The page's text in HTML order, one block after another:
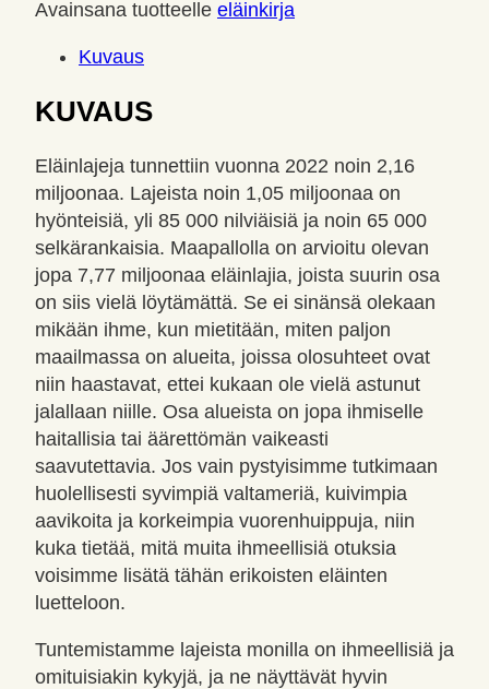
Avainsana tuotteelle eläinkirja
Kuvaus
KUVAUS
Eläinlajeja tunnettiin vuonna 2022 noin 2,16
miljoonaa. Lajeista noin 1,05 miljoonaa on
hyönteisiä, yli 85 000 nilviäisiä ja noin 65 000
selkärankaisia. Maapallolla on arvioitu olevan
jopa 7,77 miljoonaa eläinlajia, joista suurin osa
on siis vielä löytämättä. Se ei sinänsä olekaan
mikään ihme, kun mietitään, miten paljon
maailmassa on alueita, joissa olosuhteet ovat
niin haastavat, ettei kukaan ole vielä astunut
jalallaan niille. Osa alueista on jopa ihmiselle
haitallisia tai äärettömän vaikeasti
saavutettavia. Jos vain pystyisimme tutkimaan
huolellisesti syvimpiä valtameriä, kuivimpia
aavikoita ja korkeimpia vuorenhuippuja, niin
kuka tietää, mitä muita ihmeellisiä otuksia
voisimme lisätä tähän erikoisten eläinten
luetteloon.
Tuntemistamme lajeista monilla on ihmeellisiä ja
omituisiakin kykyjä, ja ne näyttävät hyvin